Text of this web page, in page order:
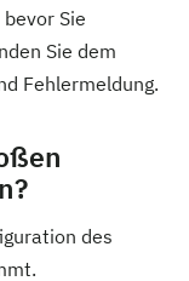
Sie
Sie dem
Fehlermeldung.
des